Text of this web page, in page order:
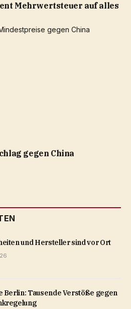
Mehrwertsteuer auf alles
gegen China
und Hersteller sind vor Ort
Berlin: Tausende Verstöße gegen